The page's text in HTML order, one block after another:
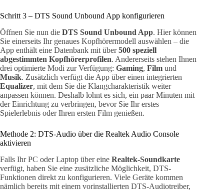
Schritt 3 – DTS Sound Unbound App konfigurieren
Öffnen Sie nun die DTS Sound Unbound App. Hier können
Sie einerseits Ihr genaues Kopfhörermodell auswählen – die
App enthält eine Datenbank mit über500 speziell
abgestimmten Kopfhörerprofilen. Andererseits stehen Ihnen
drei optimierte Modi zur Verfügung: Gaming, Film und
Musik. Zusätzlich verfügt die App über einen integrierten
Equalizer, mit dem Sie die Klangcharakteristik weiter
anpassen können. Deshalb lohnt es sich, ein paar Minuten mit
der Einrichtung zu verbringen, bevor Sie Ihr erstes
Spielerlebnis oder Ihren ersten Film genießen.
Methode 2: DTS-Audio über die Realtek Audio Console
aktivieren
Falls Ihr PC oder Laptop über eine Realtek-Soundkarte
verfügt, haben Sie eine zusätzliche Möglichkeit, DTS-
Funktionen direkt zu konfigurieren. Viele Geräte kommen
nämlich bereits mit einem vorinstallierten DTS-Audiotreiber,